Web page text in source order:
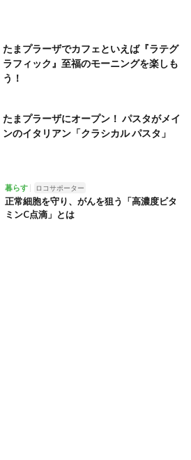
たまプラーザでカフェといえば『ラテグ
ラフィック』至福のモーニングを楽しも
う！
たまプラーザにオープン！ パスタがメイ
ンのイタリアン「クラシカル パスタ」
暮らす ロコサポーター
正常細胞を守り、がんを狙う「高濃度ビタ
ミンC点滴」とは